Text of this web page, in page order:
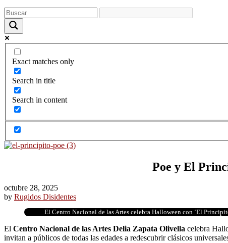
Exact matches only
Search in title
Search in content
Poe y El
octubre 28, 2025
by Rugidos Disidentes
El Centro Nacional de las Artes celebra Halloween con ‘El
El Centro Nacional de las Artes Delia Zapata Olivella celebra
invitan a públicos de todas las edades a redescubrir clásicos